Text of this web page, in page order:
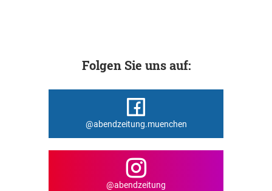
Folgen Sie uns auf:
@abendzeitung.muenchen
@abendzeitung